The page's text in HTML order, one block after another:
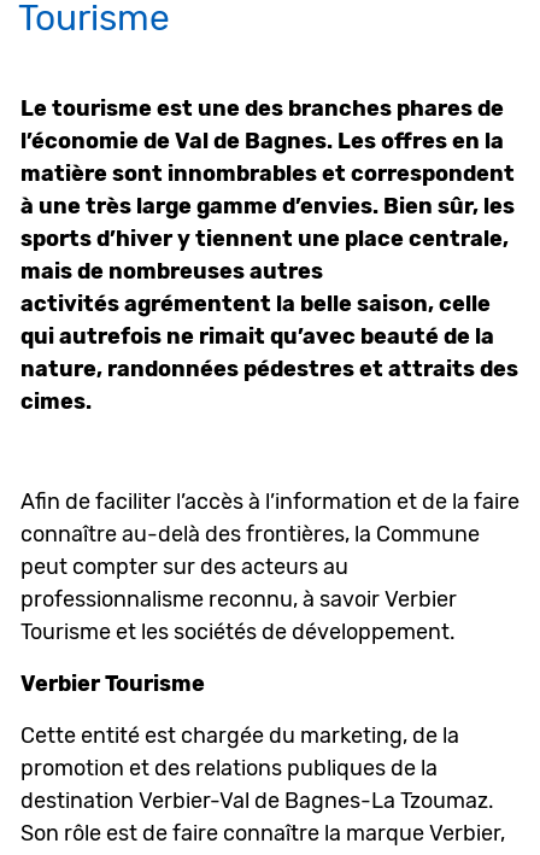
Tourisme
Le tourisme est une des branches phares de
l’économie de Val de Bagnes. Les offres en la
matière sont innombrables et correspondent
à une très large gamme d’envies. Bien sûr, les
sports d’hiver y tiennent une place centrale,
mais de nombreuses autres
activités agrémentent la belle saison, celle
qui autrefois ne rimait qu’avec beauté de la
nature, randonnées pédestres et attraits des
cimes.
Afin de faciliter l’accès à l’information et de la faire
connaître au-delà des frontières, la Commune
peut compter sur des acteurs au
professionnalisme reconnu, à savoir Verbier
Tourisme et les sociétés de développement.
Verbier Tourisme
Cette entité est chargée du marketing, de la
promotion et des relations publiques de la
destination Verbier-Val de Bagnes-La Tzoumaz.
Son rôle est de faire connaître la marque Verbier,